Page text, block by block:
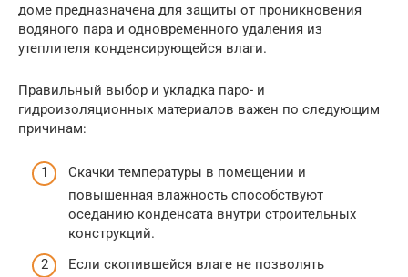
доме предназначена для защиты от проникновения
водяного пара и одновременного удаления из
утеплителя конденсирующейся влаги.
Правильный выбор и укладка паро- и
гидроизоляционных материалов важен по следующим
причинам:
Скачки температуры в помещении и
повышенная влажность способствуют
оседанию конденсата внутри строительных
конструкций.
Если скопившейся влаге не позволять